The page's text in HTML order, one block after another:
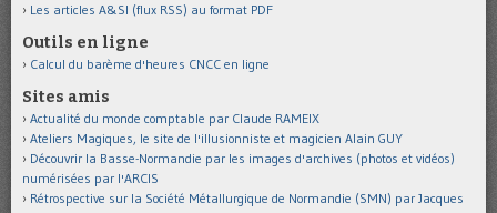
Les articles A&SI (flux RSS) au format PDF
Outils en ligne
Calcul du barème d'heures CNCC en ligne
Sites amis
Actualité du monde comptable par Claude RAMEIX
Ateliers Magiques, le site de l'illusionniste et magicien Alain GUY
Découvrir la Basse-Normandie par les images d'archives (photos et vidéos)
numérisées par l'ARCIS
Rétrospective sur la Société Métallurgique de Normandie (SMN) par Jacques